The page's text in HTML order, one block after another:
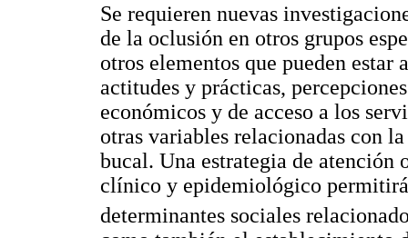
Se requieren nuevas
de la oclusión en otros grupos
otros elementos que pueden
actitudes y prácticas,
económicos y de acceso a los
otras variables relacionadas con
bucal. Una estrategia de atención
clínico y epidemiológico
determinantes sociales